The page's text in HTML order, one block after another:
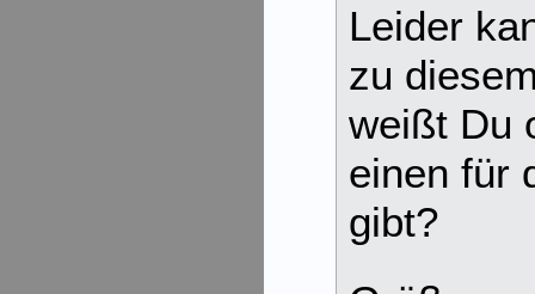
Leider
zu
weißt Du
einen für
gibt?